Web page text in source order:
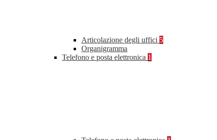
Articolazione degli uffici 5
Organigramma
Telefono e posta elettronica 1